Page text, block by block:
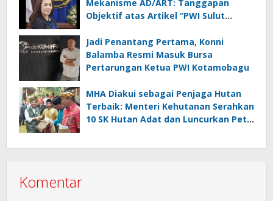
Mekanisme AD/ART: Tanggapan
Objektif atas Artikel “PWI Sulut
Melanggar Aturan”
Jadi Penantang Pertama, Konni
Balamba Resmi Masuk Bursa
Pertarungan Ketua PWI Kotamobagu
MHA Diakui sebagai Penjaga Hutan
Terbaik: Menteri Kehutanan Serahkan
10 SK Hutan Adat dan Luncurkan Peta
Komentar